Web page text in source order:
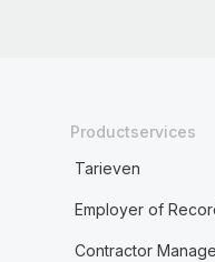
Productservices
Tarieven
Employer of
Contractor